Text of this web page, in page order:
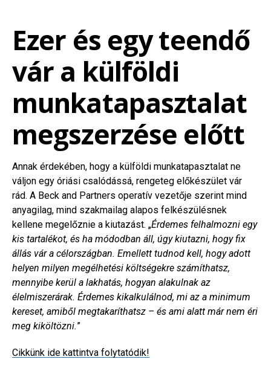
Ezer és egy teendő
vár a külföldi
munkatapasztalat
megszerzése előtt
Annak érdekében, hogy a külföldi munkatapasztalat ne
váljon egy óriási csalódássá, rengeteg előkészület vár
rád. A Beck and Partners operatív vezetője szerint mind
anyagilag, mind szakmailag alapos felkészülésnek
kellene megelőznie a kiutazást. „Érdemes felhalmozni egy
kis tartalékot, és ha módodban áll, úgy kiutazni, hogy fix
állás vár a célországban. Emellett tudnod kell, hogy adott
helyen milyen megélhetési költségekre számíthatsz,
mennyibe kerül a lakhatás, hogyan alakulnak az
élelmiszerárak. Érdemes kikalkulálnod, mi az a minimum
kereset, amiből megtakaríthatsz – és ami alatt már nem éri
meg kiköltözni.”
Cikkünk ide kattintva folytatódik!